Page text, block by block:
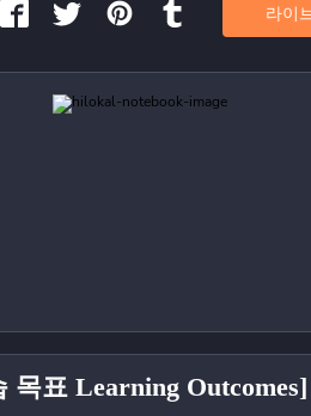
목표 Learning Outcomes]
라이